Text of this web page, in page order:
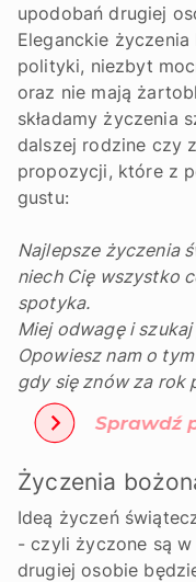
upodobań drugiej
Eleganckie
polityki, niezbyt
oraz nie mają
składamy życzenia
dalszej rodzine czy
propozycji, które z
gustu:
Najlepsze życzenia
niech Cię wszystko
spotyka.
Miej odwagę i
Opowiesz nam o
gdy się znów za rok
Życzenia
Ideą życzeń
- czyli życzone są
drugiej osobie